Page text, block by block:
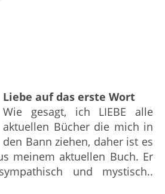
Liebe auf das erste Wort
Wie gesagt, ich LIEBE alle
aktuellen Bücher die mich in
den Bann ziehen, daher ist es
meinem aktuellen Buch. Er
und mystisch..